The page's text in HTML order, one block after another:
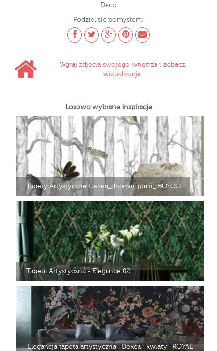
Deco
Podziel się pomysłem:
Wgraj zdjęcia swojego wnętrza i zobacz
wizualizacje
Losowo wybrane inspiracje
Tapety Artystyczne Dekea_drzewa, ptaki_ BOSCO
Tapeta Artystyczna - Elegance 02
Elegancja tapeta artystyczna_ Dekea_ kwiaty_ ROYAL